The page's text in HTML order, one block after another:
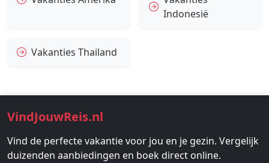
Indonesië
Vakanties Thailand
VindJouwReis.nl
Vind de perfecte vakantie voor jou en je gezin. Vergelijk
duizenden aanbiedingen en boek direct online.